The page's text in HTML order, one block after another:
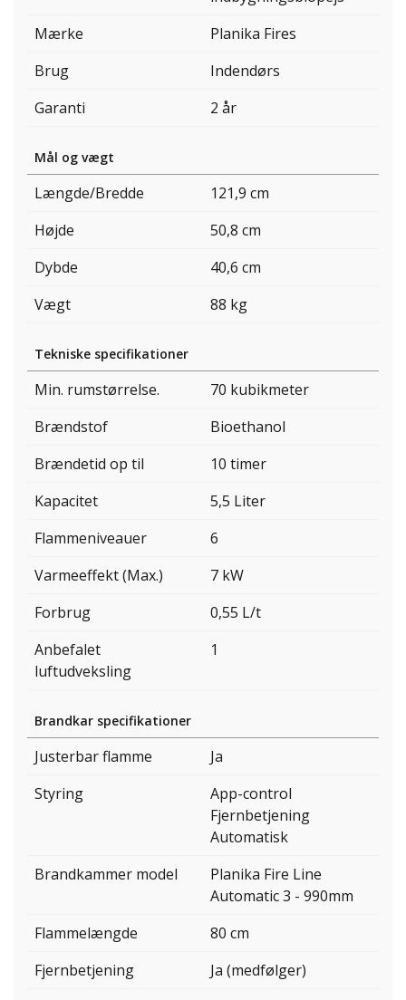
Mærke
Planika Fires
Brug
Indendørs
Garanti
2 år
Mål og vægt
Længde/Bredde
121,9 cm
Højde
50,8 cm
Dybde
40,6 cm
Vægt
88 kg
Tekniske specifikationer
Min. rumstørrelse.
70 kubikmeter
Brændstof
Bioethanol
Brændetid op til
10 timer
Kapacitet
5,5 Liter
Flammeniveauer
6
Varmeeffekt (Max.)
7 kW
Forbrug
0,55 L/t
Anbefalet
luftudveksling
1
Brandkar specifikationer
Justerbar flamme
Ja
Styring
App-control
Fjernbetjening
Automatisk
Brandkammer model
Planika Fire Line
Automatic 3 - 990mm
Flammelængde
80 cm
Fjernbetjening
Ja (medfølger)